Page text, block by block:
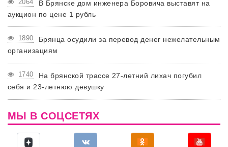
2064
В Брянске дом инженера Боровича выставят на
аукцион по цене 1 рубль
1890
Брянца осудили за перевод денег нежелательным
организациям
1740
На брянской трассе 27-летний лихач погубил
себя и 23-летнюю девушку
МЫ В СОЦСЕТЯХ